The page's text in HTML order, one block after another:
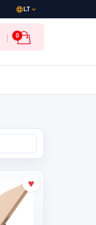
language LTexpand_more
0